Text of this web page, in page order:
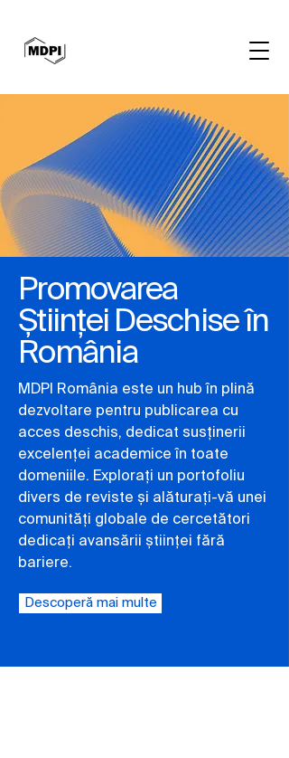
Promovarea
Științei Deschise în
România
MDPI România este un hub în plină
dezvoltare pentru publicarea cu
acces deschis, dedicat susținerii
excelenței academice în toate
domeniile. Explorați un portofoliu
divers de reviste și alăturați-vă unei
comunități globale de cercetători
dedicați avansării științei fără
bariere.
Descoperă mai multe